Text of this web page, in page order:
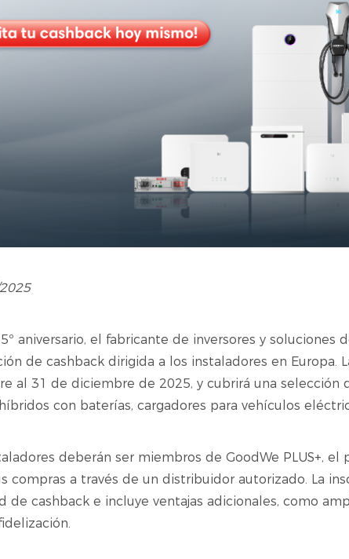
aniversario, el fabricante de inversores y soluciones
de cashback dirigida a los instaladores en Europa.
al 31 de diciembre de 2025, y cubrirá una selección
con baterías, cargadores para vehículos
deberán ser miembros de GoodWe PLUS+,
compras a través de un distribuidor autorizado. La
de cashback e incluye ventajas adicionales, como